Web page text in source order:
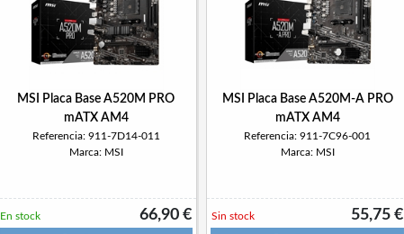
MSI Placa Base A520M PRO
mATX AM4
Referencia: 911-7D14-011
Marca: MSI
66,90 €
En stock
MSI Placa Base A520M-A PRO
mATX AM4
Referencia: 911-7C96-001
Marca: MSI
55,75 €
Sin stock